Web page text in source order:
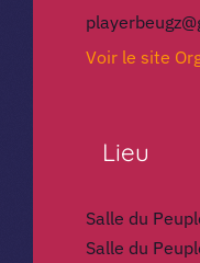
Voir le site
Lieu
Salle du
Salle du